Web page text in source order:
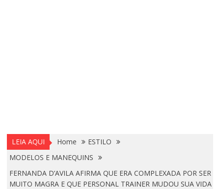
LEIA AQUI Home
ESTILO
MODELOS E MANEQUINS
FERNANDA D’AVILA AFIRMA QUE ERA COMPLEXADA POR SER
MUITO MAGRA E QUE PERSONAL TRAINER MUDOU SUA VIDA